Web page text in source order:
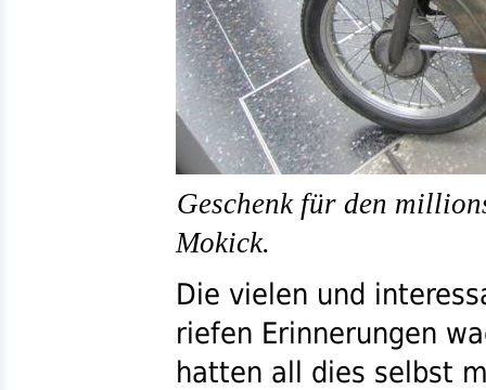
Geschenk für den
Mokick.
Die vielen und
riefen Erinnerungen
hatten all dies selbst